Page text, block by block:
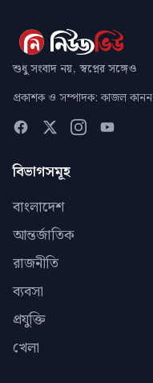
শুধু সংবাদ নয়, স্বপ্নের সঙ্গেও
প্রকাশক ও সম্পাদক: কাজল কানন
বিভাগসমূহ
বাংলাদেশ
আন্তর্জাতিক
রাজনীতি
ব্যবসা
প্রযুক্তি
খেলা